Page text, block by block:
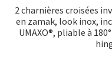
2 charnières croisées
en zamak, look inox,
UMAXO®, pliable à